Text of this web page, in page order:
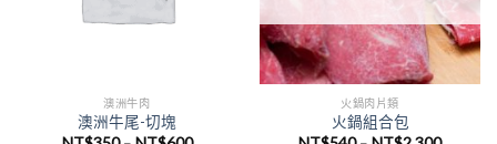
澳洲牛肉
澳洲牛尾-切塊
火鍋肉片類
火鍋組合包